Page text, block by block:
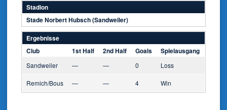
Stadion
Stade Norbert Hubsch (Sandweiler)
Ergebnisse
Club
1st Half 2nd Half Goals Spielausgang
Sandweiler — — 0 Loss
Remich/Bous — — 4 Win